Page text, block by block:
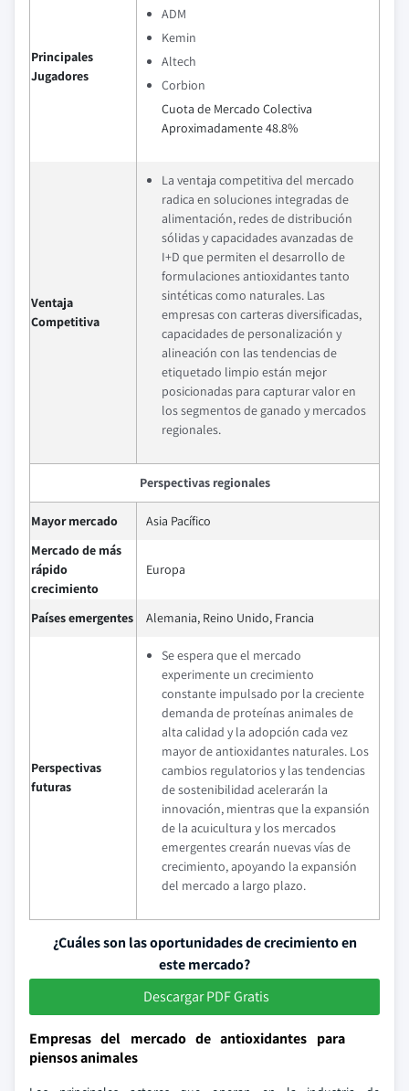
Principales
Jugadores
ADM
Kemin
Altech
Corbion
Cuota de Mercado Colectiva
Aproximadamente 48.8%
Ventaja
Competitiva
La ventaja competitiva del mercado
radica en soluciones integradas de
alimentación, redes de distribución
sólidas y capacidades avanzadas de
I+D que permiten el desarrollo de
formulaciones antioxidantes tanto
sintéticas como naturales. Las
empresas con carteras diversificadas,
capacidades de personalización y
alineación con las tendencias de
etiquetado limpio están mejor
posicionadas para capturar valor en
los segmentos de ganado y mercados
regionales.
Perspectivas regionales
Mayor mercado
Asia Pacífico
Mercado de más
rápido
crecimiento
Europa
Países emergentes Alemania, Reino Unido, Francia
Perspectivas
futuras
Se espera que el mercado
experimente un crecimiento
constante impulsado por la creciente
demanda de proteínas animales de
alta calidad y la adopción cada vez
mayor de antioxidantes naturales. Los
cambios regulatorios y las tendencias
de sostenibilidad acelerarán la
innovación, mientras que la expansión
de la acuicultura y los mercados
emergentes crearán nuevas vías de
crecimiento, apoyando la expansión
del mercado a largo plazo.
¿Cuáles son las oportunidades de crecimiento en
este mercado?
Descargar PDF Gratis
Empresas del mercado de antioxidantes para
piensos animales